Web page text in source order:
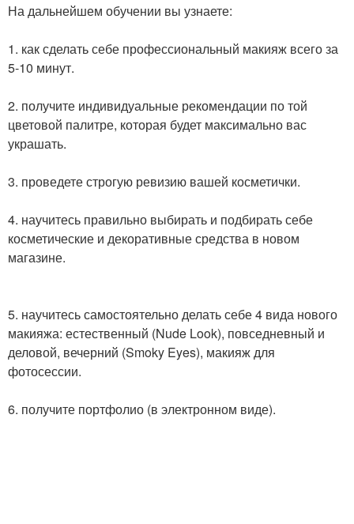
На дальнейшем обучении вы узнаете:
1. как сделать себе профессиональный макияж всего за
5-10 минут.
2. получите индивидуальные рекомендации по той
цветовой палитре, которая будет максимально вас
украшать.
3. проведете строгую ревизию вашей косметички.
4. научитесь правильно выбирать и подбирать себе
косметические и декоративные средства в новом
магазине.
5. научитесь самостоятельно делать себе 4 вида нового
макияжа: естественный (Nude Look), повседневный и
деловой, вечерний (Smoky Eyes), макияж для
фотосессии.
6. получите портфолио (в электронном виде).